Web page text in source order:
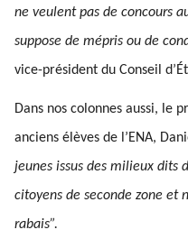
ne veulent pas de concours
suppose de mépris ou de
vice-président du Conseil
Dans nos colonnes aussi, le
anciens élèves de l’ENA,
jeunes issus des milieux dits
citoyens de seconde zone et
rabais”.